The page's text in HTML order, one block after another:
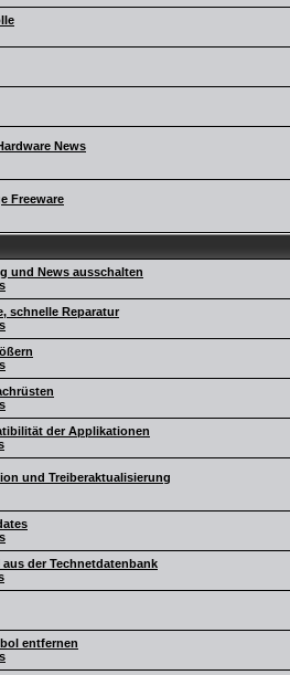
News
Freeware
und News ausschalten
schnelle Reparatur
der Applikationen
und Treiberaktualisierung
aus der Technetdatenbank
entfernen